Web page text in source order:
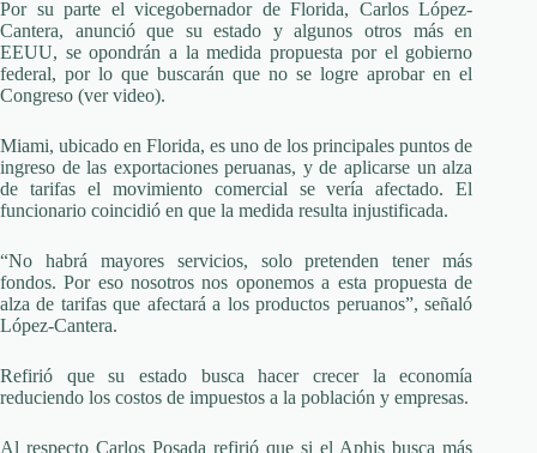
Por su parte el vicegobernador de Florida, Carlos López-
Cantera, anunció que su estado y algunos otros más en
EEUU, se opondrán a la medida propuesta por el gobierno
federal, por lo que buscarán que no se logre aprobar en el
Congreso (ver video).
Miami, ubicado en Florida, es uno de los principales puntos de
ingreso de las exportaciones peruanas, y de aplicarse un alza
de tarifas el movimiento comercial se vería afectado. El
funcionario coincidió en que la medida resulta injustificada.
“No habrá mayores servicios, solo pretenden tener más
fondos. Por eso nosotros nos oponemos a esta propuesta de
alza de tarifas que afectará a los productos peruanos”, señaló
López-Cantera.
Refirió que su estado busca hacer crecer la economía
reduciendo los costos de impuestos a la población y empresas.
Al respecto Carlos Posada refirió que si el Aphis busca más